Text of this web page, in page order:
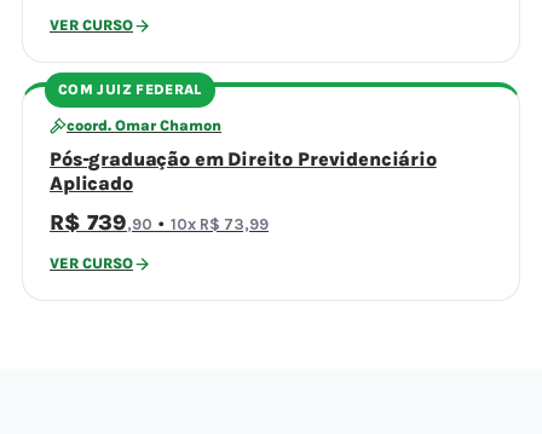
VER CURSO
COM JUIZ FEDERAL
coord. Omar Chamon
Pós-graduação em Direito Previdenciário
Aplicado
R$ 739,90 · 10x R$ 73,99
VER CURSO